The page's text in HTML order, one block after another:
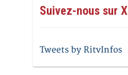
Suivez-nous sur X
Tweets by RitvInfos